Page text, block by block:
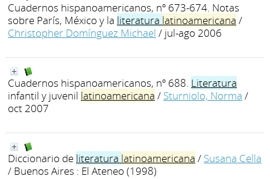
Cuadernos hispanoamericanos, nº 673-674. Notas
sobre París, México y la literatura latinoamericana /
Christopher Domínguez Michael / jul-ago 2006
Cuadernos hispanoamericanos, nº 688. Literatura
infantil y juvenil latinoamericana / Sturniolo, Norma /
oct 2007
Diccionario de literatura latinoamericana / Susana Cella
/ Buenos Aires : El Ateneo (1998)